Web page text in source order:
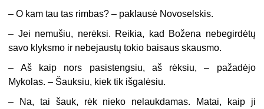
– O kam tau tas rimbas? – paklausė Novoselskis.
– Jei nemušiu, nerėksi. Reikia, kad Božena nebegirdėtų
savo klyksmo ir nebejaustų tokio baisaus skausmo.
– Aš kaip nors pasistengsiu, aš rėksiu, – pažadėjo
Mykolas. – Šauksiu, kiek tik išgalėsiu.
– Na, tai šauk, rėk nieko nelaukdamas. Matai, kaip ji